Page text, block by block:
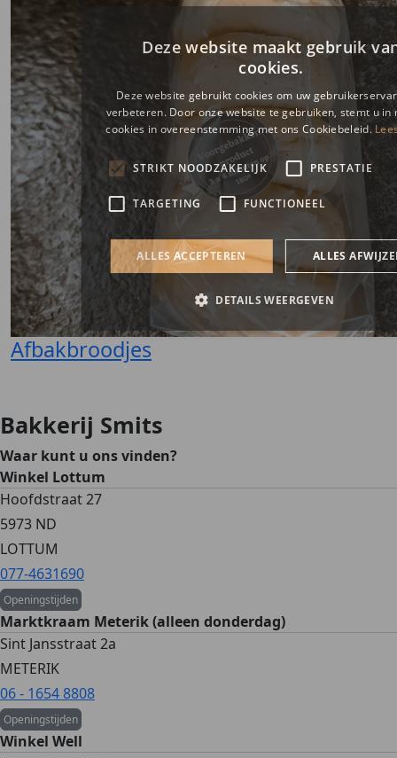
Afbakbroodjes
Bakkerij Smits
Waar kunt u ons vinden?
Winkel Lottum
Hoofdstraat 27
5973 ND
LOTTUM
077-4631690
Openingstijden
Marktkraam Meterik (alleen donderdag)
Sint Jansstraat 2a
METERIK
06 - 1654 8808
Openingstijden
Winkel Well